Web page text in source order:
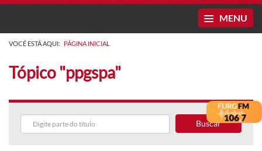
MENU
VOCÊ ESTÁ AQUI: PÁGINA INICIAL
Tópico "ppgspa"
Buscar